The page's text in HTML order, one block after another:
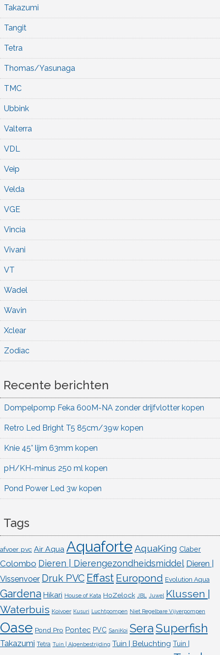
Takazumi
Tangit
Tetra
Thomas/Yasunaga
TMC
Ubbink
Valterra
VDL
Veip
Velda
VGE
Vincia
Vivani
VT
Wadel
Wavin
Xclear
Zodiac
Recente berichten
Dompelpomp Feka 600M-NA zonder drijfvlotter kopen
Retro Led Bright T5 85cm/39w kopen
Knie 45° lijm 63mm kopen
pH/KH-minus 250 ml kopen
Pond Power Led 3w kopen
Tags
afvoer pvc Air Aqua Aquaforte AquaKing Claber
Colombo Dieren | Dierengezondheidsmiddel Dieren |
Vissenvoer Druk PVC Effast Europond Evolution Aqua
Gardena Hikari House of Kata HoZelock JBL Juwel Klussen |
Waterbuis Koivoer Kusuri Luchtpompen Niet Regelbare Vijverpompen
Oase Pond Pro Pontec PVC SaniKoi SeraSuperfish
Takazumi Tetra Tuin | Algenbestrijding Tuin | Beluchting Tuin |